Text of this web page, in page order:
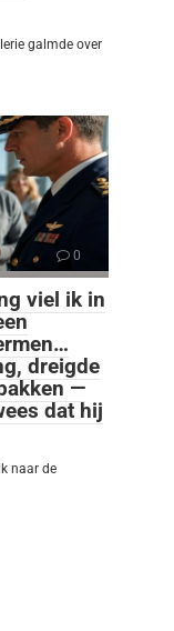
galmde over
0
viel ik in
dreigde
—
dat hij
naar de